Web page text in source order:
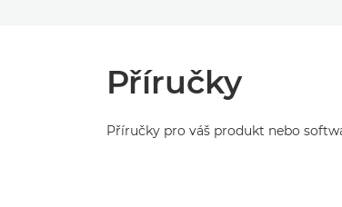
Příručky
Příručky pro váš produkt nebo